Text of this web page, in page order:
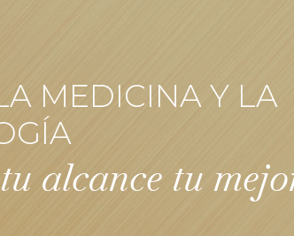
MEDICINA Y LA
alcance tu